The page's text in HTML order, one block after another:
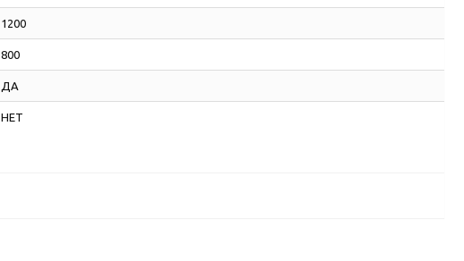
1200
800
ДА
НЕТ